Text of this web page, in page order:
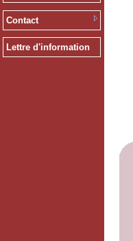
Contact
Lettre d'information